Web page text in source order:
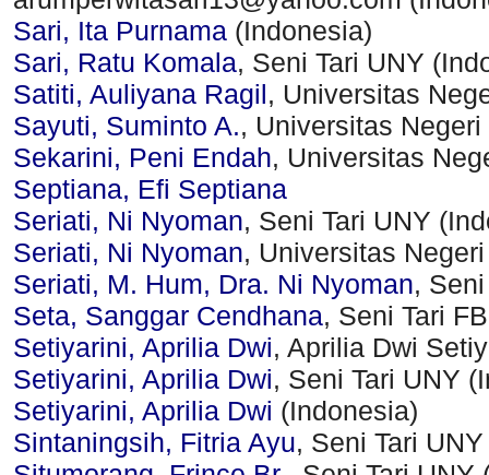
Sari, Ita Purnama (Indonesia)
Sari, Ratu Komala, Seni Tari UNY
Satiti, Auliyana Ragil, Universitas
Sayuti, Suminto A., Universitas
Sekarini, Peni Endah, Universitas
Septiana, Efi Septiana
Seriati, Ni Nyoman, Seni Tari UNY
Seriati, Ni Nyoman, Universitas
Seriati, M. Hum, Dra. Ni Nyoman,
Seta, Sanggar Cendhana, Seni Tari
Setiyarini, Aprilia Dwi, Aprilia Dwi
Setiyarini, Aprilia Dwi, Seni Tari UNY
Setiyarini, Aprilia Dwi (Indonesia)
Sintaningsih, Fitria Ayu, Seni Tari